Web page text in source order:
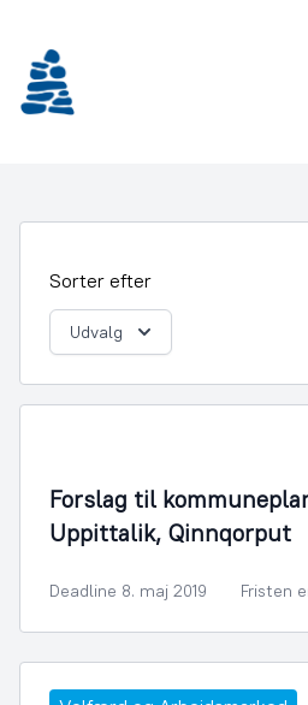
indhold
Sorter efter
Udvalg
Forslag til
Uppittalik, Qinnqorput
Deadline 8. maj 2019 Fristen